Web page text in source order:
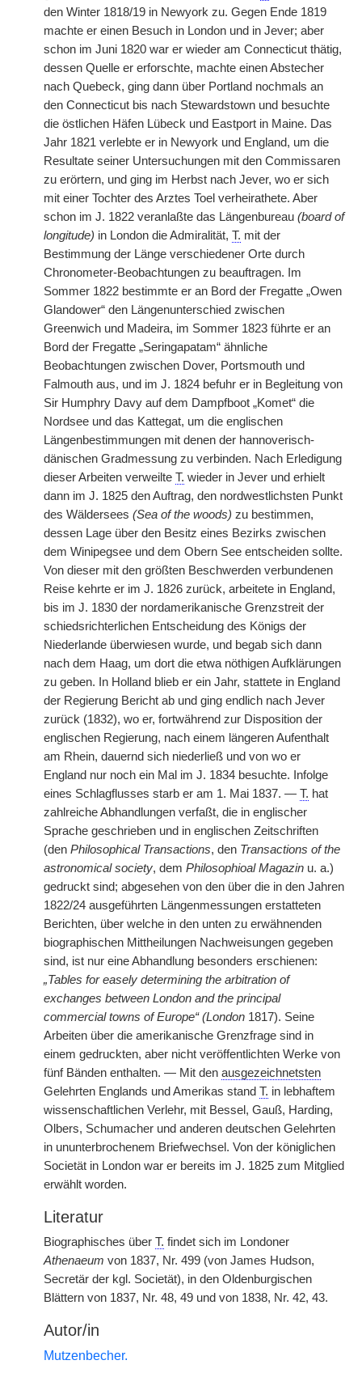
den Winter 1818/19 in Newyork zu. Gegen Ende 1819
machte er einen Besuch in London und in Jever; aber
schon im Juni 1820 war er wieder am Connecticut thätig,
dessen Quelle er erforschte, machte einen Abstecher
nach Quebeck, ging dann über Portland nochmals an
den Connecticut bis nach Stewardstown und besuchte
die östlichen Häfen Lübeck und Eastport in Maine. Das
Jahr 1821 verlebte er in Newyork und England, um die
Resultate seiner Untersuchungen mit den Commissaren
zu erörtern, und ging im Herbst nach Jever, wo er sich
mit einer Tochter des Arztes Toel verheirathete. Aber
schon im J. 1822 veranlaßte das Längenbureau (board of
longitude) in London die Admiralität, T. mit der
Bestimmung der Länge verschiedener Orte durch
Chronometer-Beobachtungen zu beauftragen. Im
Sommer 1822 bestimmte er an Bord der Fregatte „Owen
Glandower“ den Längenunterschied zwischen
Greenwich und Madeira, im Sommer 1823 führte er an
Bord der Fregatte „Seringapatam“ ähnliche
Beobachtungen zwischen Dover, Portsmouth und
Falmouth aus, und im J. 1824 befuhr er in Begleitung von
Sir Humphry Davy auf dem Dampfboot „Komet“ die
Nordsee und das Kattegat, um die englischen
Längenbestimmungen mit denen der hannoverisch-
dänischen Gradmessung zu verbinden. Nach Erledigung
dieser Arbeiten verweilte T. wieder in Jever und erhielt
dann im J. 1825 den Auftrag, den nordwestlichsten Punkt
des Wäldersees (Sea of the woods) zu bestimmen,
dessen Lage über den Besitz eines Bezirks zwischen
dem Winipegsee und dem Obern See entscheiden sollte.
Von dieser mit den größten Beschwerden verbundenen
Reise kehrte er im J. 1826 zurück, arbeitete in England,
bis im J. 1830 der nordamerikanische Grenzstreit der
schiedsrichterlichen Entscheidung des Königs der
Niederlande überwiesen wurde, und begab sich dann
nach dem Haag, um dort die etwa nöthigen Aufklärungen
zu geben. In Holland blieb er ein Jahr, stattete in England
der Regierung Bericht ab und ging endlich nach Jever
zurück (1832), wo er, fortwährend zur Disposition der
englischen Regierung, nach einem längeren Aufenthalt
am Rhein, dauernd sich niederließ und von wo er
England nur noch ein Mal im J. 1834 besuchte. Infolge
eines Schlagflusses starb er am 1. Mai 1837. — T. hat
zahlreiche Abhandlungen verfaßt, die in englischer
Sprache geschrieben und in englischen Zeitschriften
(den Philosophical Transactions, den Transactions of the
astronomical society, dem Philosophioal Magazin u. a.)
gedruckt sind; abgesehen von den über die in den Jahren
1822/24 ausgeführten Längenmessungen erstatteten
Berichten, über welche in den unten zu erwähnenden
biographischen Mittheilungen Nachweisungen gegeben
sind, ist nur eine Abhandlung besonders erschienen:
„Tables for easely determining the arbitration of
exchanges between London and the principal
commercial towns of Europe“ (London 1817). Seine
Arbeiten über die amerikanische Grenzfrage sind in
einem gedruckten, aber nicht veröffentlichten Werke von
fünf Bänden enthalten. — Mit den ausgezeichnetsten
Gelehrten Englands und Amerikas stand T. in lebhaftem
wissenschaftlichen Verlehr, mit Bessel, Gauß, Harding,
Olbers, Schumacher und anderen deutschen Gelehrten
in ununterbrochenem Briefwechsel. Von der königlichen
Societät in London war er bereits im J. 1825 zum Mitglied
erwählt worden.
Literatur
Biographisches über T. findet sich im Londoner
Athenaeum von 1837, Nr. 499 (von James Hudson,
Secretär der kgl. Societät), in den Oldenburgischen
Blättern von 1837, Nr. 48, 49 und von 1838, Nr. 42, 43.
Autor/in
Mutzenbecher.